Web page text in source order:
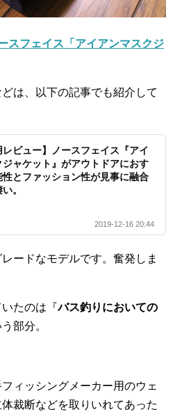
スフェイス「アイアンマスクジ
は、以下の記事でも紹介して
レビュー】ノースフェイス『アイ
ジャケット』がアウトドアにおす
性とファッション性が見事に融合
。
2019-12-16 20:44
ードなモデルです。奮発しま
たのは『バス釣りにおいての
部分。
ィッシングメーカー用のウェ
裁断などを取りいれてあった